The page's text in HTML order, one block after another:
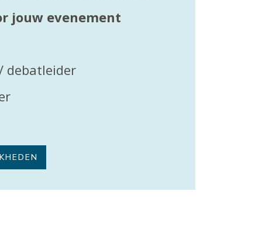
jouw evenement
debatleider